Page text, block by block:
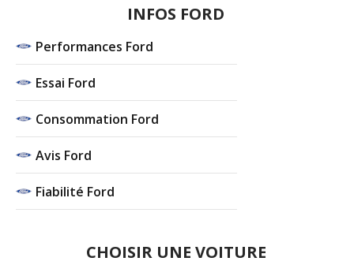
INFOS FORD
Performances Ford
Essai Ford
Consommation Ford
Avis Ford
Fiabilité Ford
CHOISIR UNE VOITURE